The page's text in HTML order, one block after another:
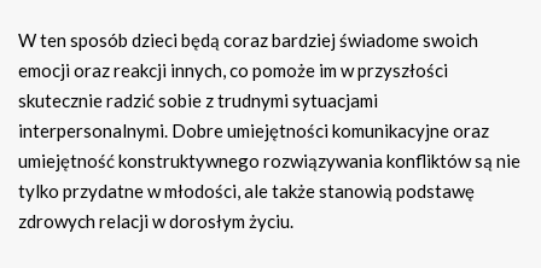
W ten sposób dzieci będą coraz bardziej świadome swoich
emocji oraz reakcji innych, co pomoże im w przyszłości
skutecznie radzić sobie z trudnymi sytuacjami
interpersonalnymi. Dobre umiejętności komunikacyjne oraz
umiejętność konstruktywnego rozwiązywania konfliktów są nie
tylko przydatne w młodości, ale także stanowią podstawę
zdrowych relacji w dorosłym życiu.